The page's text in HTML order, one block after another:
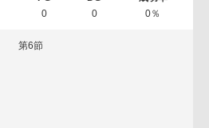
0 0 0％
第6節